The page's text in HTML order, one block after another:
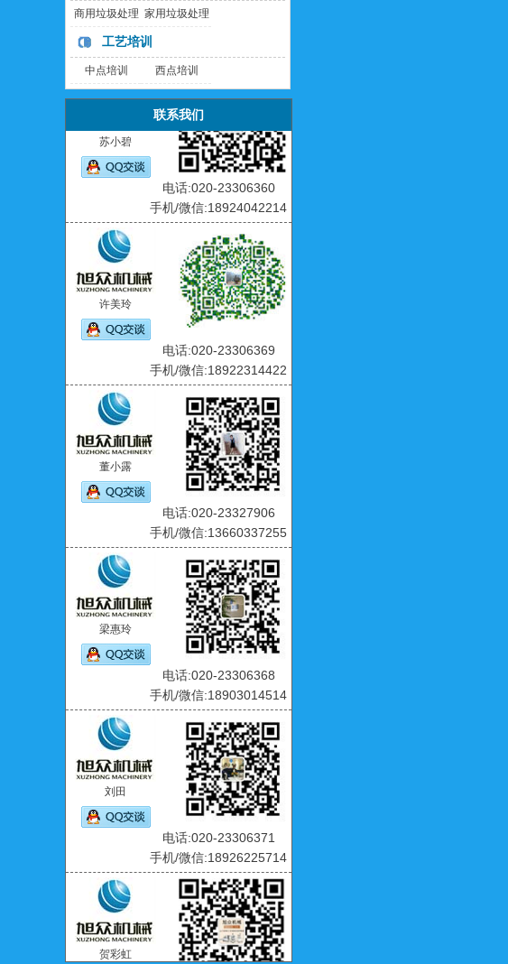
商用垃圾处理
器
家用垃圾处理
工艺培训
中点培训 西点培训
联系我们
电话:020-23306366
电话:020-23306360
手机/微信:18924042214
许美玲
手机/微信:18922314422
董小露
电话:020-23327906
手机/微信:13660337255
梁惠玲
电话:020-23306368
手机/微信:18903014514
刘田
电话:020-23306371
手机/微信:18926225714
贺彩虹